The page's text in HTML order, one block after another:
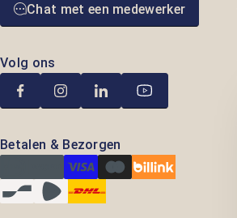
Chat met een medewerker
Volg ons
Betalen & Bezorgen